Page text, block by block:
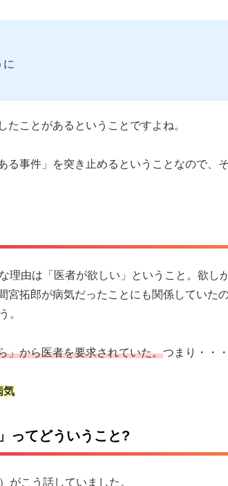
に
ことがあるということですよね。
事件」を突き止めるということなので、
由は「医者が欲しい」ということ。欲し
拓郎が病気だったことにも関係していた
。
」から医者を要求されていた。つまり・・・
気
ってどういうこと?
がこう話していました。